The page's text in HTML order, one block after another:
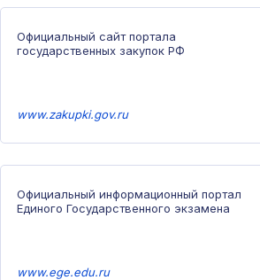
Официальный сайт портала
государственных закупок РФ
www.zakupki.gov.ru
Официальный информационный портал
Единого Государственного экзамена
www.ege.edu.ru